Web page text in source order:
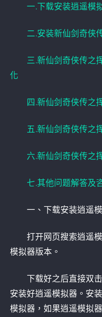
一.下载安装逍遥模
二.安装新仙剑奇侠
三.新仙剑奇侠传之
化
四.新仙剑奇侠传之
五.新仙剑奇侠传之
六.新仙剑奇侠传之
七.其他问题解答及
一、下载安装逍遥
打开网页搜索逍遥
模拟器版本。
下载好之后直接双
安装好逍遥模拟器。安
模拟器，如果逍遥模拟